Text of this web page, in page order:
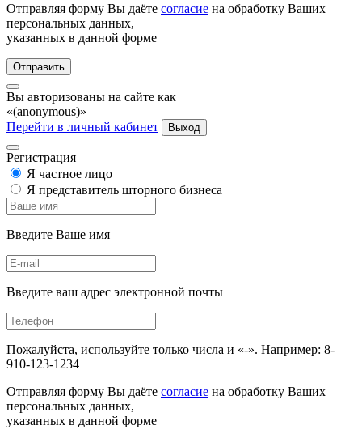
Отправляя форму Вы даёте согласие на обработку Ваших
персональных данных,
указанных в данной форме
Отправить
Вы авторизованы на сайте как
«(anonymous)»
Перейти в личный кабинет
Выход
Регистрация
Я частное лицо
Я представитель шторного бизнеса
Введите Ваше имя
Введите ваш адрес электронной почты
Пожалуйста, используйте только числа и «-». Например: 8-
910-123-1234
Отправляя форму Вы даёте согласие на обработку Ваших
персональных данных,
указанных в данной форме